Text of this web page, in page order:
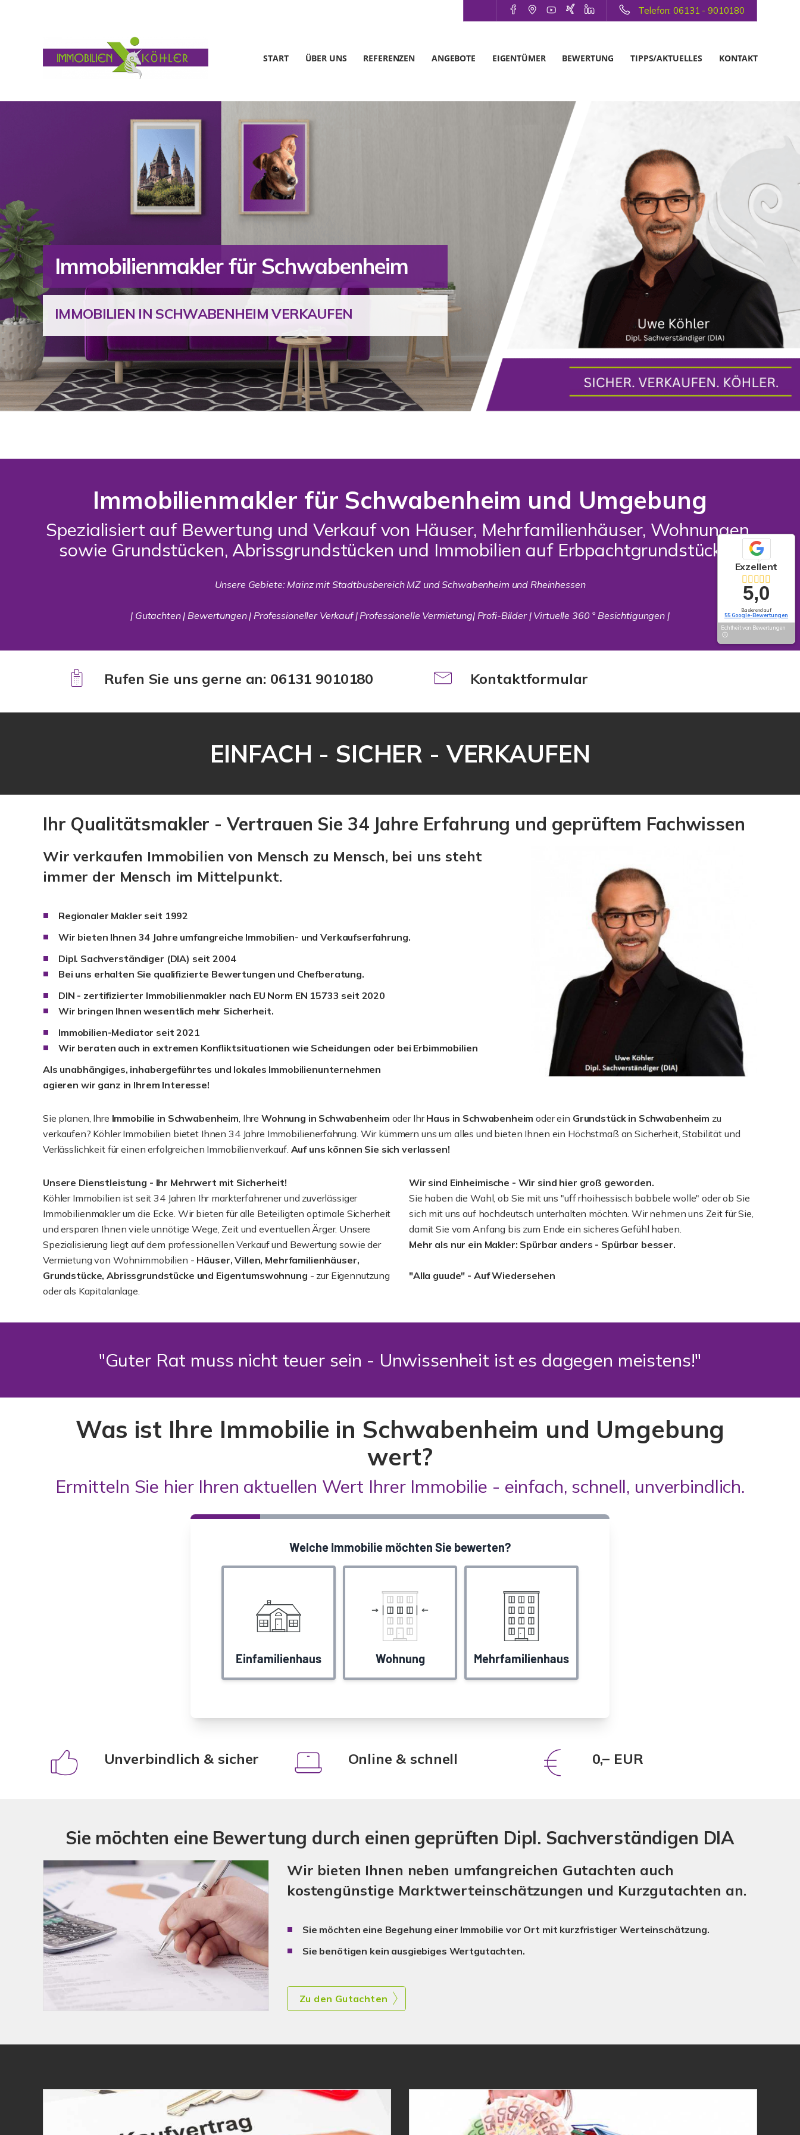
Telefon: 06131 - 9010180
START ÜBER UNS REFERENZEN ANGEBOTE EIGENTÜMER BEWERTUNG TIPPS/AKTUELLES KONTAKT
Immobilienmakler für Schwabenheim
IMMOBILIEN IN SCHWABENHEIM VERKAUFEN
Immobilienmakler für Schwabenheim und Umgebung
Spezialisiert auf Bewertung und Verkauf von Häuser, Mehrfamilienhäuser, Wohnungen
sowie Grundstücken, Abrissgrundstücken und Immobilien auf Erbpachtgrundstücken
Unsere Gebiete: Mainz mit Stadtbusbereich MZ und Schwabenheim und Rheinhessen
| Gutachten | Bewertungen | Professioneller Verkauf | Professionelle Vermietung| Profi-Bilder | Virtuelle 360 ° Besichtigungen |
Rufen Sie uns gerne an: 06131 9010180 Kontaktformular
EINFACH - SICHER - VERKAUFEN
Ihr Qualitätsmakler - Vertrauen Sie 34 Jahre Erfahrung und geprüftem Fachwissen
Wir verkaufen Immobilien von Mensch zu Mensch, bei uns steht
immer der Mensch im Mittelpunkt.
Regionaler Makler seit 1992
Wir bieten Ihnen 34 Jahre umfangreiche Immobilien- und Verkaufserfahrung.
Dipl. Sachverständiger (DIA) seit 2004
Bei uns erhalten Sie qualifizierte Bewertungen und Chefberatung.
DIN - zertifizierter Immobilienmakler nach EU Norm EN 15733 seit 2020
Wir bringen Ihnen wesentlich mehr Sicherheit.
Immobilien-Mediator seit 2021
Wir beraten auch in extremen Konfliktsituationen wie Scheidungen oder bei Erbimmobilien
Als unabhängiges, inhabergeführtes und lokales Immobilienunternehmen
agieren wir ganz in Ihrem Interesse!
Sie planen, Ihre Immobilie in Schwabenheim, Ihre Wohnung in Schwabenheim oder IhrHaus in Schwabenheim oder ein Grundstück in Schwabenheim zu
verkaufen? Köhler Immobilien bietet Ihnen 34 Jahre Immobilienerfahrung. Wir kümmern uns um alles und bieten Ihnen ein Höchstmaß an Sicherheit, Stabilität und
Verlässlichkeit für einen erfolgreichen Immobilienverkauf. Auf uns können Sie sich verlassen!
Unsere Dienstleistung - Ihr Mehrwert mit Sicherheit!
Köhler Immobilien ist seit 34 Jahren Ihr markterfahrener und zuverlässiger
Immobilienmakler um die Ecke. Wir bieten für alle Beteiligten optimale Sicherheit
und ersparen Ihnen viele unnötige Wege, Zeit und eventuellen Ärger. Unsere
Spezialisierung liegt auf dem professionellen Verkauf und Bewertung sowie der
Vermietung von Wohnimmobilien - Häuser, Villen, Mehrfamilienhäuser,
Grundstücke, Abrissgrundstücke und Eigentumswohnung - zur Eigennutzung
oder als Kapitalanlage.
Wir sind Einheimische - Wir sind hier groß geworden.
Sie haben die Wahl, ob Sie mit uns "uff rhoihessisch babbele wolle" oder ob Sie
sich mit uns auf hochdeutsch unterhalten möchten. Wir nehmen uns Zeit für Sie,
damit Sie vom Anfang bis zum Ende ein sicheres Gefühl haben.
Mehr als nur ein Makler: Spürbar anders - Spürbar besser.
"Alla guude" - Auf Wiedersehen
"Guter Rat muss nicht teuer sein - Unwissenheit ist es dagegen meistens!"
Was ist Ihre Immobilie in Schwabenheim und Umgebung
wert?
Ermitteln Sie hier Ihren aktuellen Wert Ihrer Immobilie - einfach, schnell, unverbindlich.
Unverbindlich & sicher Online & schnell 0,– EUR
Sie möchten eine Bewertung durch einen geprüften Dipl. Sachverständigen DIA
Wir bieten Ihnen neben umfangreichen Gutachten auch
kostengünstige Marktwerteinschätzungen und Kurzgutachten an.
Sie möchten eine Begehung einer Immobilie vor Ort mit kurzfristiger Werteinschätzung.
Sie benötigen kein ausgiebiges Wertgutachten.
Zu den Gutachten
Exzellent
5,0
Basierend auf
55 Google-Bewertungen
Echtheit von Bewertungen